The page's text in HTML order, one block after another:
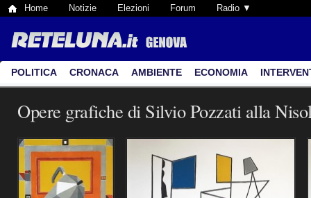
Home Notizie Elezioni Forum Radio ▼
POLITICA CRONACA AMBIENTE ECONOMIA
Opere grafiche di Silvio Pozzati alla